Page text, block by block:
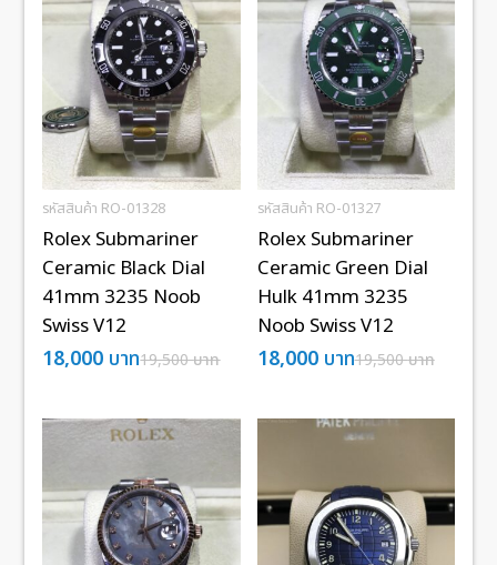
รหัสสินค้า RO-01328
Rolex Submariner
Ceramic Black Dial
41mm 3235 Noob
Swiss V12
19,500บาท
18,000 บาท
รหัสสินค้า RO-01327
Rolex Submariner
Ceramic Green Dial
Hulk 41mm 3235
Noob Swiss V12
19,500บาท
18,000 บาท